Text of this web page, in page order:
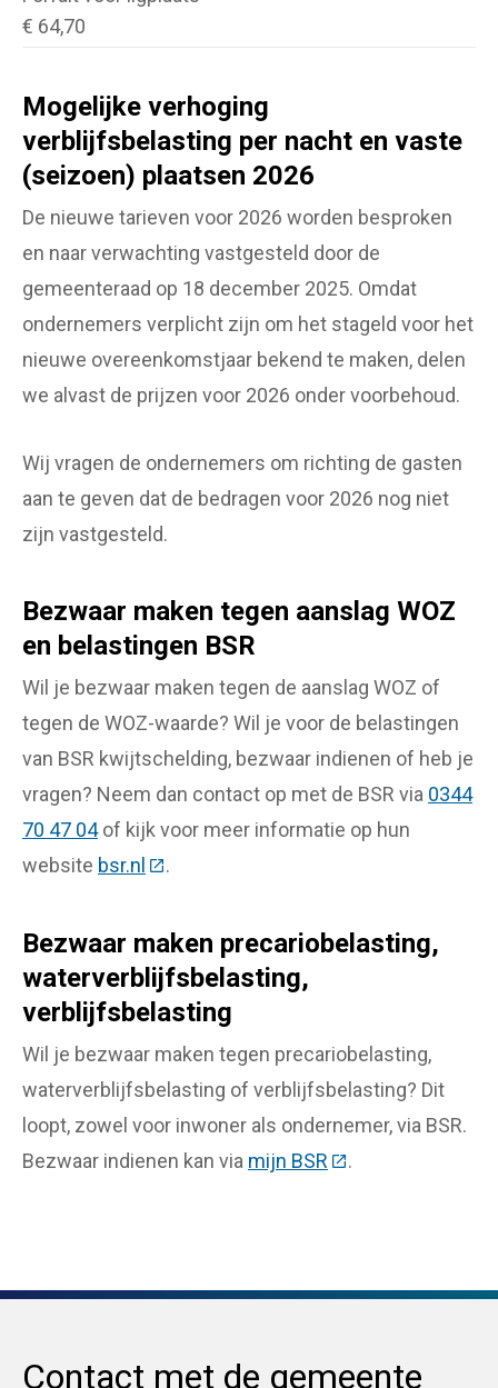
€ 64,70
Mogelijke verhoging
verblijfsbelasting per nacht en vaste
(seizoen) plaatsen 2026
De nieuwe tarieven voor 2026 worden besproken
en naar verwachting vastgesteld door de
gemeenteraad op 18 december 2025. Omdat
ondernemers verplicht zijn om het stageld voor het
nieuwe overeenkomstjaar bekend te maken, delen
we alvast de prijzen voor 2026 onder voorbehoud.
Wij vragen de ondernemers om richting de gasten
aan te geven dat de bedragen voor 2026 nog niet
zijn vastgesteld.
Bezwaar maken tegen aanslag WOZ
en belastingen BSR
Wil je bezwaar maken tegen de aanslag WOZ of
tegen de WOZ-waarde? Wil je voor de belastingen
van BSR kwijtschelding, bezwaar indienen of heb je
vragen? Neem dan contact op met de BSR via 0344
70 47 04of kijk voor meer informatie op hun
website bsr.nl (Deze link gaat naar een externe
.
Bezwaar maken precariobelasting,
waterverblijfsbelasting,
verblijfsbelasting
Wil je bezwaar maken tegen precariobelasting,
waterverblijfsbelasting of verblijfsbelasting? Dit
loopt, zowel voor inwoner als ondernemer, via BSR.
Bezwaar indienen kan via mijn BSR (Deze link gaat
.
Contact met de gemeente